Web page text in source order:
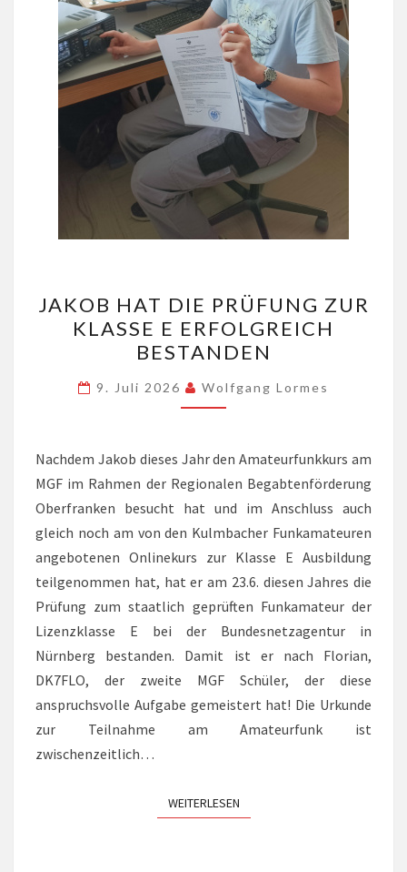
HAT
DIE
PRÜFUNG
ZUR
KLASSE
ERFOLGREICH
BESTANDEN
JAKOB HAT DIE PRÜFUNG ZUR
KLASSE E ERFOLGREICH
BESTANDEN
9. Juli 2026 Wolfgang Lormes
Nachdem Jakob dieses Jahr den Amateurfunkkurs am
MGF im Rahmen der Regionalen Begabtenförderung
Oberfranken besucht hat und im Anschluss auch
gleich noch am von den Kulmbacher Funkamateuren
angebotenen Onlinekurs zur Klasse E Ausbildung
teilgenommen hat, hat er am 23.6. diesen Jahres die
Prüfung zum staatlich geprüften Funkamateur der
Lizenzklasse E bei der Bundesnetzagentur in
Nürnberg bestanden. Damit ist er nach Florian,
DK7FLO, der zweite MGF Schüler, der diese
anspruchsvolle Aufgabe gemeistert hat! Die Urkunde
zur Teilnahme am Amateurfunk ist
zwischenzeitlich…
WEITERLESENWEITERLESEN